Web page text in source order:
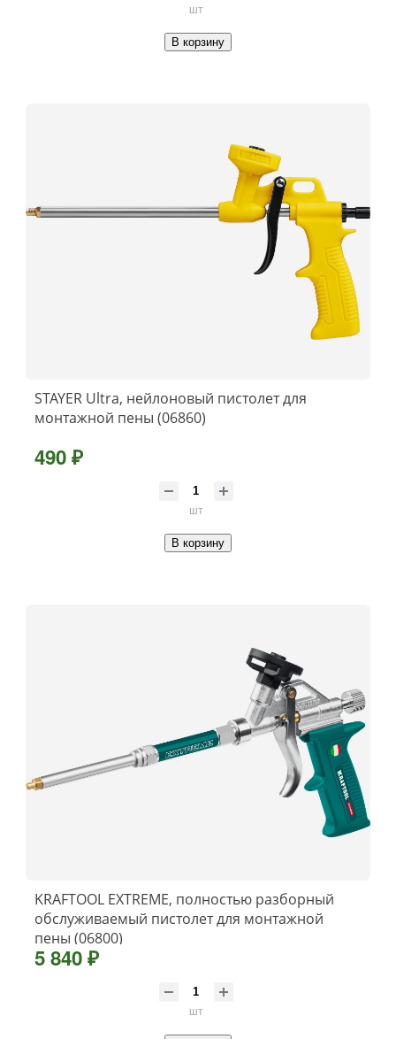
шт
В корзину
STAYER Ultra, нейлоновый пистолет для
монтажной пены (06860)
490 ₽
шт
В корзину
KRAFTOOL EXTREME, полностью разборный
обслуживаемый пистолет для монтажной
пены (06800)
5 840 ₽
шт